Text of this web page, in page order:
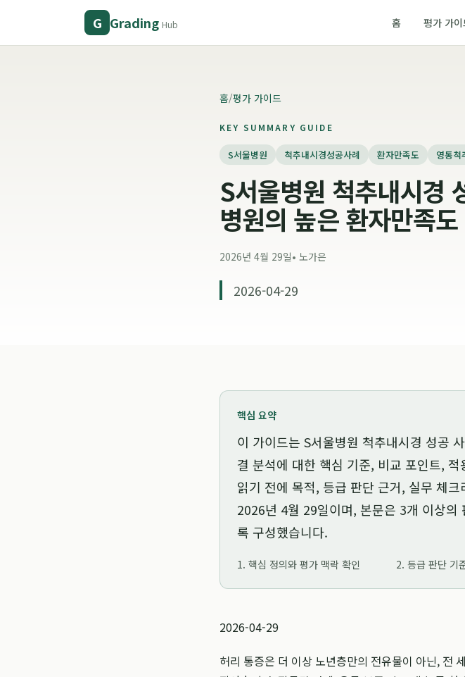
G Grading Hub 홈 평가 가이
홈/평가 가이드
KEY SUMMARY GUIDE
S서울병원 척추내시경성공사례 환자만족도 영통척
S서울병원 척추내시경
병원의 높은 환자만족
2026년 4월 29일• 노가은
2026-04-29
핵심 요약
이 가이드는 S서울병원 척추내시경 성공
결 분석에 대한 핵심 기준, 비교 포인트,
읽기 전에 목적, 등급 판단 근거, 실무 체
2026년 4월 29일이며, 본문은 3개 이상의
록 구성했습니다.
1. 핵심 정의와 평가 맥락 확인 2. 등급 판단 기
2026-04-29
허리 통증은 더 이상 노년층만의 전유물이 아닌, 전